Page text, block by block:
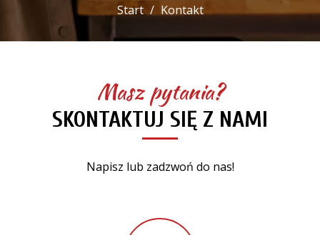
Start Kontakt
Masz pytania?
SKONTAKTUJ SIĘ Z NAMI
Napisz lub zadzwoń do nas!